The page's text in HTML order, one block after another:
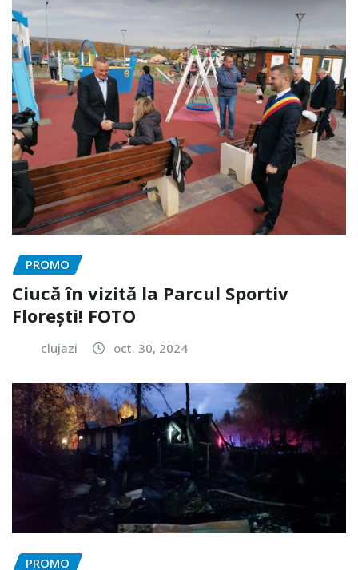
PROMO
Ciucă în vizită la Parcul Sportiv
Florești! FOTO
clujazi oct. 30, 2024
PROMO